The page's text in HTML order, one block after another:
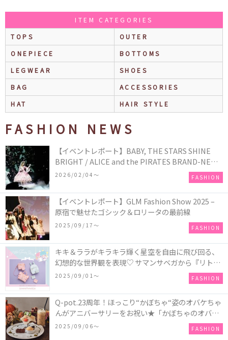
ITEM CATEGORIES
TOPS
OUTER
ONEPIECE
BOTTOMS
LEGWEAR
SHOES
BAG
ACCESSORIES
HAT
HAIR STYLE
FASHION NEWS
【イベントレポート】BABY, THE STARS SHINE
BRIGHT / ALICE and the PIRATES BRAND-NEW
COLLECTION in TOKYO
2026/02/04〜 FASHION
【イベントレポート】GLM Fashion Show 2025 –
原宿で魅せたゴシック＆ロリータの最前線
2025/09/17〜 FASHION
キキ＆ララがキラキラ輝く星空を自由に飛び回る、
幻想的な世界観を表現♡ サマンサベガから『リトル
ツインスターズ』50周年アニバーサリーイヤー』を
2025/09/01〜 FASHION
Q-pot.23周年！ほっこり“かぼちゃ“姿のオバケちゃ
んがアニバーサリーをお祝い★「かぼちゃのオバケ
ーキアクセサリー」が新発売！Q-pot CAFE.では
「かぼちゃのオバケーキプレート」も登場
2025/09/06〜 FASHION